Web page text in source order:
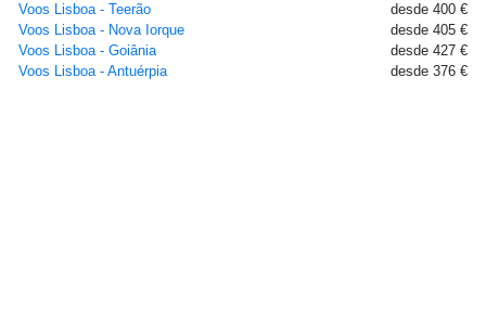
Voos Lisboa - Teerão
desde 400 €
Voos Lisboa - Nova Iorque
desde 405 €
Voos Lisboa - Goiânia
desde 427 €
Voos Lisboa - Antuérpia
desde 376 €